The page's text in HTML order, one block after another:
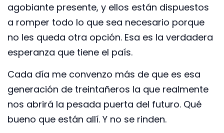
agobiante presente, y ellos están dispuestos
a romper todo lo que sea necesario porque
no les queda otra opción. Esa es la verdadera
esperanza que tiene el país.
Cada día me convenzo más de que es esa
generación de treintañeros la que realmente
nos abrirá la pesada puerta del futuro. Qué
bueno que están allí. Y no se rinden.